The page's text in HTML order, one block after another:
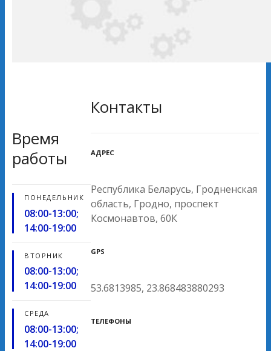
Время
работы
ПОНЕДЕЛЬНИК
08:00-13:00;
14:00-19:00
ВТОРНИК
08:00-13:00;
14:00-19:00
СРЕДА
08:00-13:00;
14:00-19:00
Контакты
АДРЕС
Республика Беларусь, Гродненская
область, Гродно, проспект
Космонавтов, 60К
GPS
53.6813985, 23.868483880293
ТЕЛЕФОНЫ